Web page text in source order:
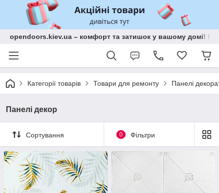
opendoors.kiev.ua – комфорт та затишок у вашому домі!
Категорії товарів Товари для ремонту Панелі
Панелі декор
Сортування 0 Фільтри